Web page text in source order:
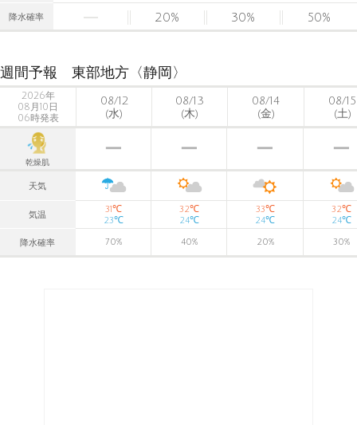
降水確率 20% 30% 50%
週間予報 東部地方〈静岡〉
2026年
08月10日
06時発表
08/12
(水)
08/13
(木)
08/14
(金)
08/15
(土)
乾燥肌
天気
気温
31℃
23℃
32℃
24℃
33℃
24℃
32℃
24℃
降水確率 70% 40% 20% 30%